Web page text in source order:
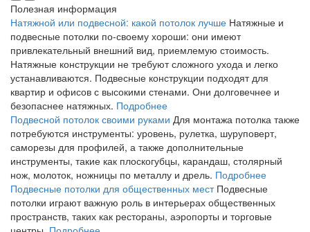
Полезная информация
Натяжной или подвесной: какой потолок лучше Натяжные и
подвесные потолки по-своему хороши: они имеют
привлекательный внешний вид, приемлемую стоимость.
Натяжные конструкции не требуют сложного ухода и легко
устанавливаются. Подвесные конструкции подходят для
квартир и офисов с высокими стенами. Они долговечнее и
безопаснее натяжных. Подробнее
Подвесной потолок своими руками Для монтажа потолка также
потребуются инструменты: уровень, рулетка, шуруповерт,
саморезы для профилей, а также дополнительные
инструменты, такие как плоскогубцы, карандаш, столярный
нож, молоток, ножницы по металлу и дрель. Подробнее
Подвесные потолки для общественных мест Подвесные
потолки играют важную роль в интерьерах общественных
пространств, таких как рестораны, аэропорты и торговые